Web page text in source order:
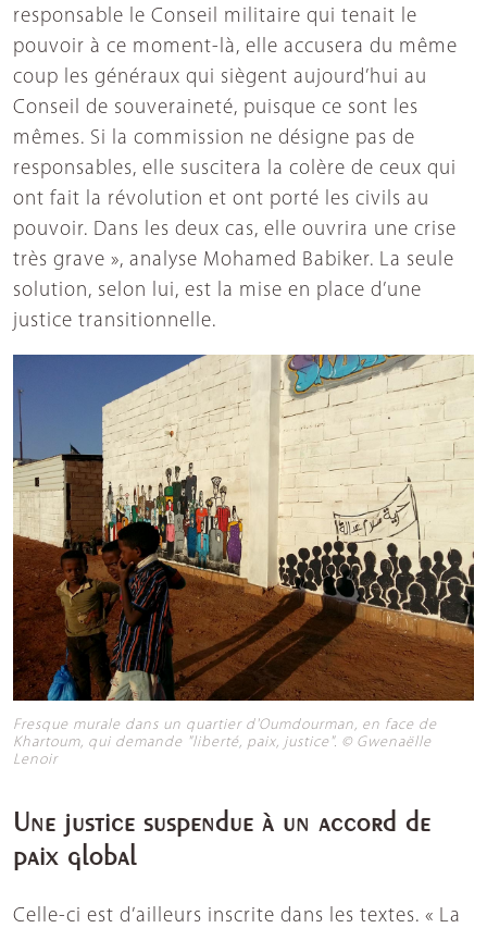
responsable le Conseil militaire qui tenait le
pouvoir à ce moment-là, elle accusera du même
coup les généraux qui siègent aujourd’hui au
Conseil de souveraineté, puisque ce sont les
mêmes. Si la commission ne désigne pas de
responsables, elle suscitera la colère de ceux qui
ont fait la révolution et ont porté les civils au
pouvoir. Dans les deux cas, elle ouvrira une crise
très grave », analyse Mohamed Babiker. La seule
solution, selon lui, est la mise en place d’une
justice transitionnelle.
Fresque murale dans un quartier d'Oumdourman, en face de
Khartoum, qui demande "liberté, paix, justice". © Gwenaëlle
Lenoir
Une justice suspendue à un accord de
paix global
Celle-ci est d’ailleurs inscrite dans les textes. « La